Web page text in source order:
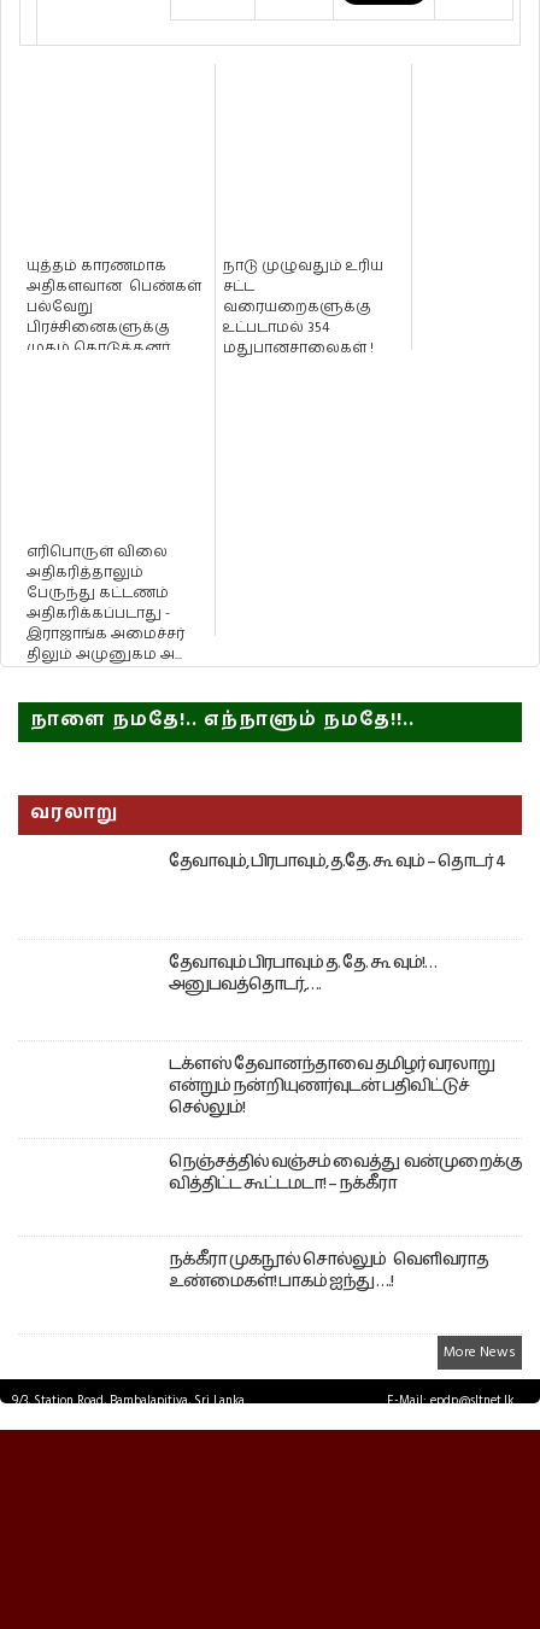
யுத்தம் காரணமாக
அதிகளவான பெண்கள்
பல்வேறு
பிரச்சினைகளுக்கு
முகம் கொடுத்தனர்
நாடு முழுவதும் உரிய
சட்ட
வரையறைகளுக்கு
உட்படாமல் 354
மதுபானசாலைகள் !
எரிபொருள் விலை
அதிகரித்தாலும்
பேருந்து கட்டணம்
அதிகரிக்கப்படாது -
இராஜாங்க அமைச்சர்
திலும் அமுனுகம அ...
நாளை நமதே!.. எந்நாளும் நமதே!!..
வரலாறு
தேவாவும், பிரபாவும், த.தே. கூ வும் – தொடர் 4
தேவாவும் பிரபாவும் த. தே. கூ வும்!…
அனுபவத்தொடர்,….
டக்ளஸ் தேவானந்தாவை தமிழர் வரலாறு
என்றும் நன்றியுணர்வுடன் பதிவிட்டுச்
செல்லும்!
நெஞ்சத்தில் வஞ்சம் வைத்து வன்முறைக்கு
வித்திட்ட கூட்டமடா! – நக்கீரா
நக்கீரா முகநூல் சொல்லும் வெளிவராத
உண்மைகள்! பாகம் ஐந்து ….!
More News
9/3, Station Road, Bambalapitiya, Sri Lanka.
E-Mail: epdp@sltnet.lk